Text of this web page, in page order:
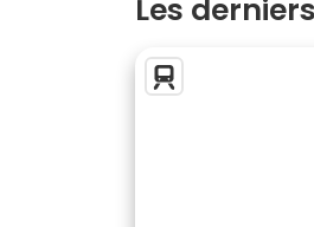
Les